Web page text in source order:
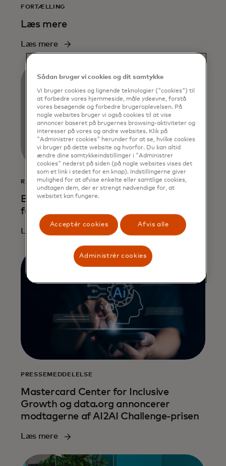
FORTÆLLING
Læs mere
Læs mere
RAPPORT
Brug af AI og samarbejde til at
forhindre svindel med kundebetalinger
Læs mere
PRESSEMEDDELELSE
Mastercard Center for Inclusive
Growth og data.org annoncerer
modtagerne af AI2AI Challenge-prisen
Læs mere
Sådan bruger vi cookies og dit samtykke
Vi bruger cookies og lignende teknologier ("cookies") til
at forbedre vores hjemmeside, måle ydeevne, forstå
vores besøgende og forbedre brugeroplevelsen. På
nogle websites bruger vi også cookies til at vise
annoncer baseret på brugernes browsing-aktiviteter og
interesser på vores og andre websites. Klik på
"Administrer cookies" herunder for at se, hvilke cookies
vi bruger på dette website og hvorfor. Du kan altid
ændre dine samtykkeindstillinger i "Administrer
cookies" nederst på siden (på nogle websites vises det
som et link i stedet for en knap). Indstillingerne giver
mulighed for at afvise enkelte eller samtlige cookies,
undtagen dem, der er strengt nødvendige for, at
websitet kan fungere.
Acceptér cookies Afvis alle
Administrér cookies